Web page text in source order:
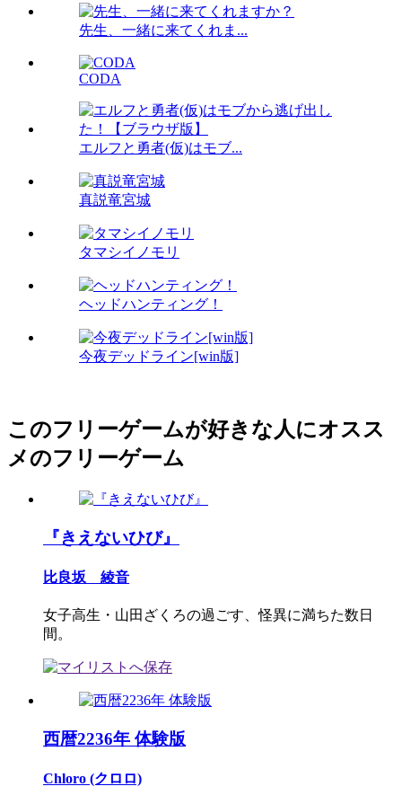
先生、一緒に来てくれま...
CODA
エルフと勇者(仮)はモブ...
真説竜宮城
タマシイノモリ
ヘッドハンティング！
今夜デッドライン[win版]
このフリーゲームが好きな人にオスス
メのフリーゲーム
『きえないひび』
比良坂 綾音
女子高生・山田ざくろの過ごす、怪異に満ちた数日
間。
西暦2236年 体験版
Chloro (クロロ)